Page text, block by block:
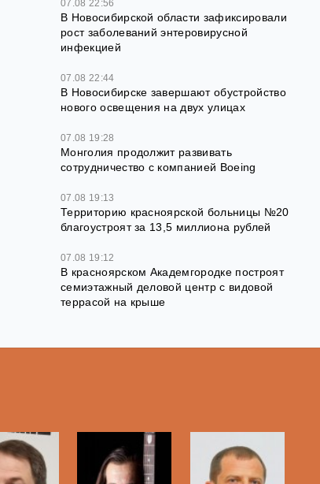
07.08 22:56
В Новосибирской области зафиксировали
рост заболеваний энтеровирусной
инфекцией
07.08 22:44
В Новосибирске завершают обустройство
нового освещения на двух улицах
07.08 19:28
Монголия продолжит развивать
сотрудничество с компанией Boeing
07.08 19:13
Территорию красноярской больницы №20
благоустроят за 13,5 миллиона рублей
07.08 19:12
В красноярском Академгородке построят
семиэтажный деловой центр с видовой
террасой на крыше